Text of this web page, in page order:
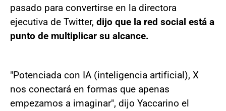
pasado para convertirse en la directora
ejecutiva de Twitter, dijo que la red social está a
punto de multiplicar su alcance.
"Potenciada con IA (inteligencia artificial), X
nos conectará en formas que apenas
empezamos a imaginar", dijo Yaccarino el